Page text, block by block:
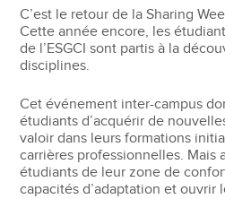
C’est le retour de la Sharing
Cette année encore, les
de l’ESGCI sont partis à la
disciplines.
Cet événement inter-campus
étudiants d’acquérir de
valoir dans leurs formations
carrières professionnelles. Mais
étudiants de leur zone de
capacités d’adaptation et ouvrir